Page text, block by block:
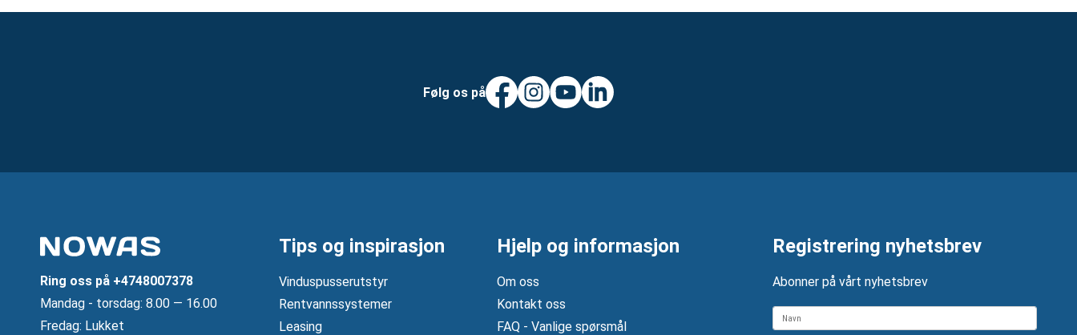
Følg os på
Ring oss på +4748007378
Mandag ‐ torsdag: 8.00 — 16.00
Fredag: Lukket
Tips og inspirasjon
Vinduspusserutstyr
Rentvannssystemer
Leasing
Hjelp og informasjon
Om oss
Kontakt oss
FAQ - Vanlige spørsmål
Registrering nyhetsbrev
Abonner på vårt nyhetsbrev